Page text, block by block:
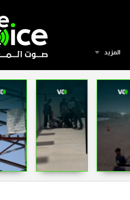
المزيد